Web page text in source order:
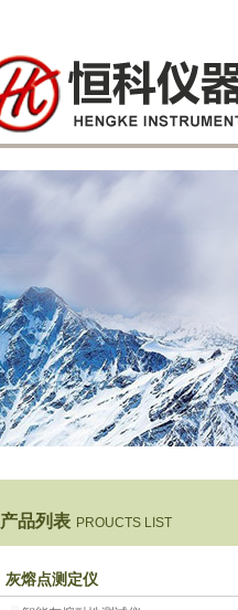
产品列表 PROUCTS LIST
灰熔点测定仪